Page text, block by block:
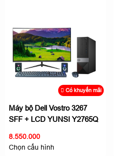
Có khuyến mãi
Máy bộ Dell Vostro 3267
SFF + LCD YUNSI Y2765Q
hạn
8.550.000
Chọn cấu hình